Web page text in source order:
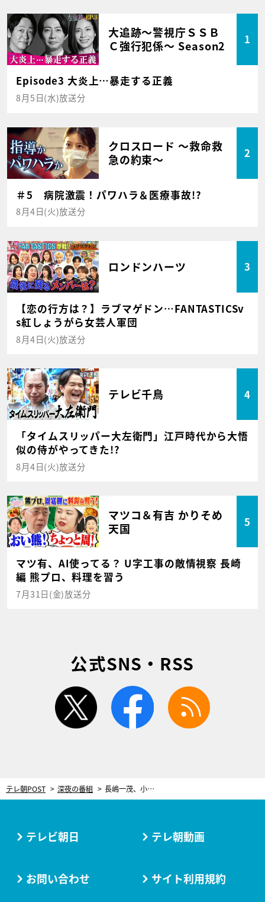
大追跡～警視庁ＳＳＢ
Ｃ強行犯係～ Season2
1
Episode3 大炎上…暴走する正義
8月5日(水)放送分
クロスロード ～救命救
急の約束～
2
＃5 病院激震！パワハラ＆医療事故!?
8月4日(火)放送分
ロンドンハーツ 3
【恋の行方は？】ラブマゲドン…FANTASTICSv
s紅しょうがら女芸人軍団
8月4日(火)放送分
テレビ千鳥 4
「タイムスリッパー大左衛門」江戸時代から大悟
似の侍がやってきた!?
8月4日(火)放送分
マツコ＆有吉 かりそめ
天国
5
マツ有、AI使ってる？ U字工事の敵情視察 長崎
編 熊プロ、料理を習う
7月31日(金)放送分
公式SNS・RSS
twitter facebook
テレ朝POST 深夜の番組 長嶋一茂、小籔千豊に「この三流芸人が」と暴言連発！後輩芸人たちもタジタジ
テレビ朝日 テレ朝動画
お問い合わせ サイト利用規約